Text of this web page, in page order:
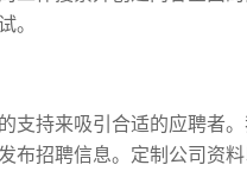
。
支持来吸引合适的应聘者
布招聘信息。定制公司资料